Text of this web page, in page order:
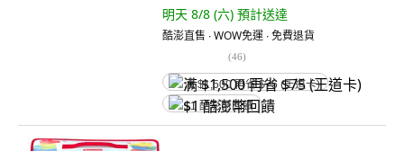
明天 8/8 (六) 預計送達
酷澎直售 ∙ WOW免運 ∙ 免費退貨
(46)
满 $1,500 再省 $75 (王道卡)
$1 酷澎幣回饋